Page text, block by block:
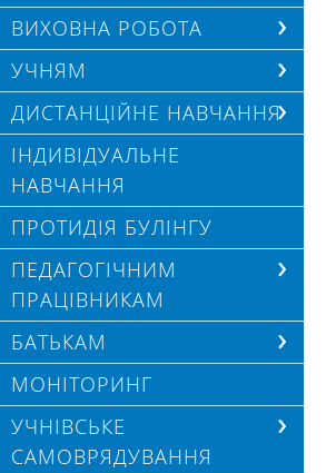
ВИХОВНА РОБОТА
УЧНЯМ
ДИСТАНЦІЙНЕ НАВЧАННЯ
ІНДИВІДУАЛЬНЕ
НАВЧАННЯ
ПРОТИДІЯ БУЛІНГУ
ПЕДАГОГІЧНИМ
ПРАЦІВНИКАМ
БАТЬКАМ
МОНІТОРИНГ
УЧНІВСЬКЕ
САМОВРЯДУВАННЯ